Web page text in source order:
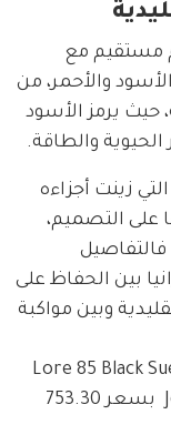
مستقيم مع
والأحمر، من
حيث يرمز الأسود
الحيوية والطاقة.
زينت أجزاءه
على التصميم،
فالتفاصيل
بين الحفاظ على
وبين مواكبة